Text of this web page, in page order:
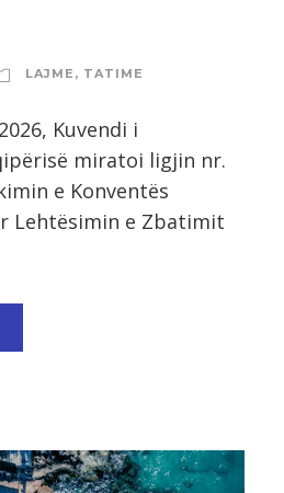
LAJME , TATIME
Kuvendi i
miratoi ligjin nr.
e Konventës
Lehtësimin e Zbatimit